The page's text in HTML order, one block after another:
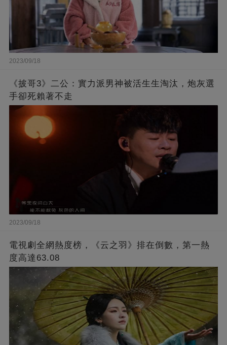
2023/09/18
《披哥3》二公：實力派男神被活生生淘汰，炮灰選
手卻死賴著不走
2023/09/18
電視劇全網熱度榜，《云之羽》排在倒數，第一熱
度高達63.08